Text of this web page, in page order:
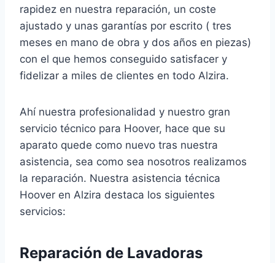
rapidez en nuestra reparación, un coste
ajustado y unas garantías por escrito ( tres
meses en mano de obra y dos años en piezas)
con el que hemos conseguido satisfacer y
fidelizar a miles de clientes en todo Alzira.
Ahí nuestra profesionalidad y nuestro gran
servicio técnico para Hoover, hace que su
aparato quede como nuevo tras nuestra
asistencia, sea como sea nosotros realizamos
la reparación. Nuestra asistencia técnica
Hoover en Alzira destaca los siguientes
servicios:
Reparación de Lavadoras